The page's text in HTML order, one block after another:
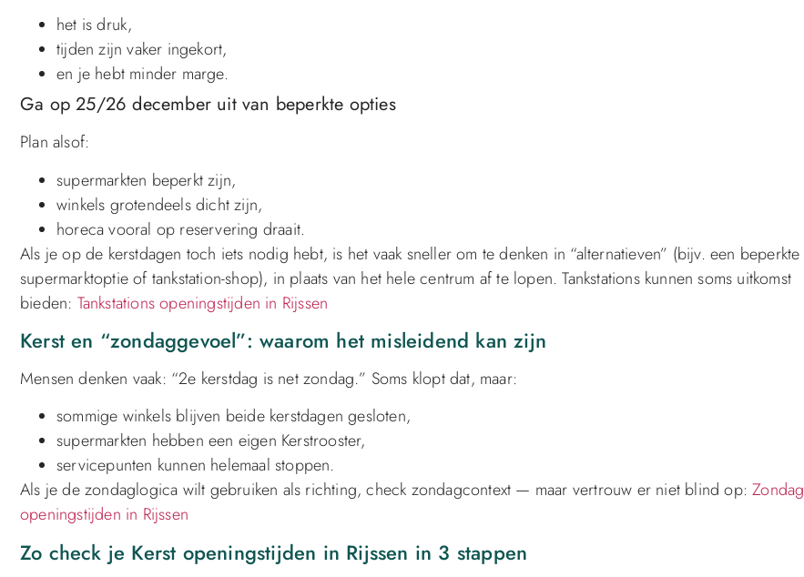
het is druk,
tijden zijn vaker ingekort,
en je hebt minder marge.
Ga op 25/26 december uit van beperkte opties
Plan alsof:
supermarkten beperkt zijn,
winkels grotendeels dicht zijn,
horeca vooral op reservering draait.
Als je op de kerstdagen toch iets nodig hebt, is het vaak sneller om te denken in “alternatieven” (bijv. een beperkte
supermarktoptie of tankstation-shop), in plaats van het hele centrum af te lopen. Tankstations kunnen soms uitkomst
bieden: Tankstations openingstijden in Rijssen
Kerst en “zondaggevoel”: waarom het misleidend kan zijn
Mensen denken vaak: “2e kerstdag is net zondag.” Soms klopt dat, maar:
sommige winkels blijven beide kerstdagen gesloten,
supermarkten hebben een eigen Kerstrooster,
servicepunten kunnen helemaal stoppen.
Als je de zondaglogica wilt gebruiken als richting, check zondagcontext — maar vertrouw er niet blind op:Zondag
openingstijden in Rijssen
Zo check je Kerst openingstijden in Rijssen in 3 stappen